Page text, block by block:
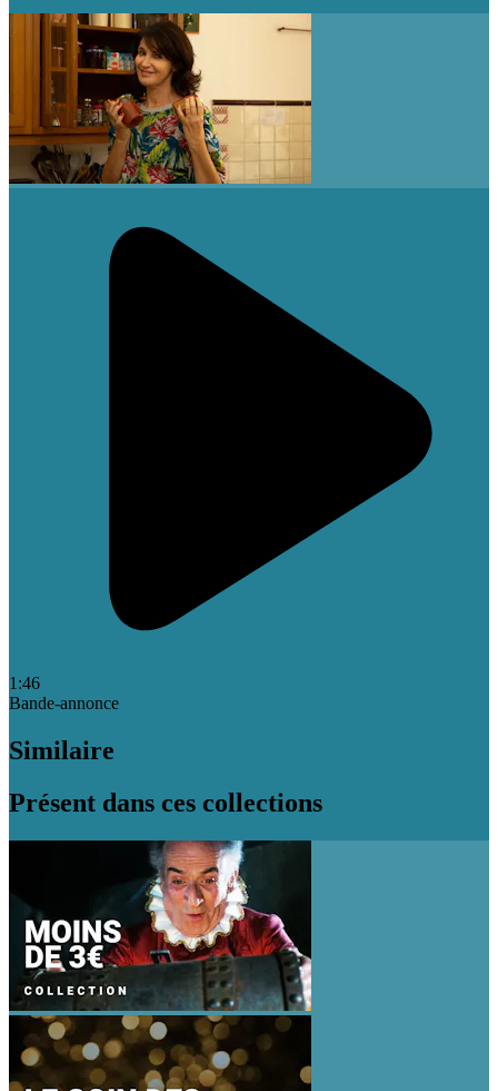
1:46
Bande-annonce
Similaire
Présent dans ces collections